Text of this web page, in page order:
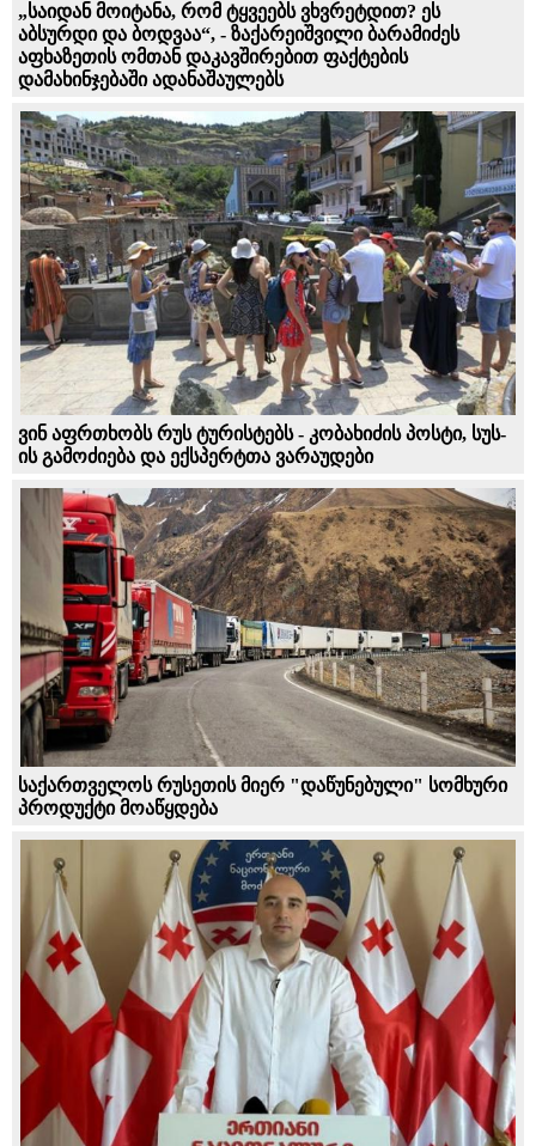
„საიდან მოიტანა, რომ ტყვეებს ვხვრეტდით? ეს
აბსურდი და ბოდვაა“, - ზაქარეიშვილი ბარამიძეს
აფხაზეთის ომთან დაკავშირებით ფაქტების
დამახინჯებაში ადანაშაულებს
ვინ აფრთხობს რუს ტურისტებს - კობახიძის პოსტი, სუს-
ის გამოძიება და ექსპერტთა ვარაუდები
საქართველოს რუსეთის მიერ "დაწუნებული" სომხური
პროდუქტი მოაწყდება